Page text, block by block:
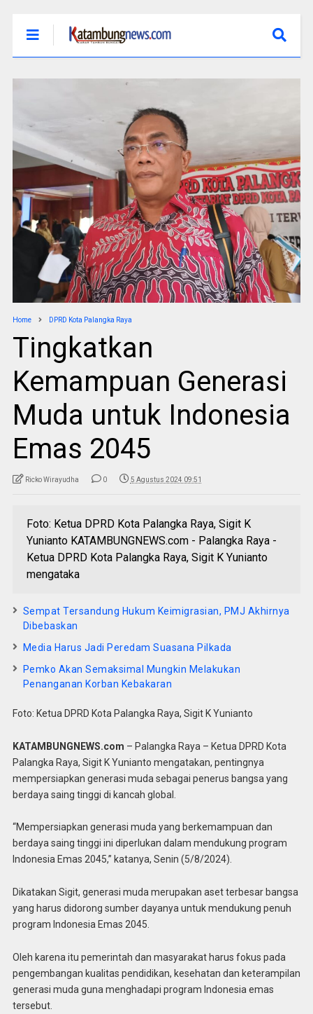
Home DPRD Kota Palangka Raya
Tingkatkan
Kemampuan Generasi
Muda untuk Indonesia
Emas 2045
Ricko Wirayudha 0 5 Agustus 2024 09:51
Foto: Ketua DPRD Kota Palangka Raya, Sigit K
Yunianto KATAMBUNGNEWS.com - Palangka Raya -
Ketua DPRD Kota Palangka Raya, Sigit K Yunianto
mengataka
Sempat Tersandung Hukum Keimigrasian, PMJ Akhirnya
Dibebaskan
Media Harus Jadi Peredam Suasana Pilkada
Pemko Akan Semaksimal Mungkin Melakukan
Penanganan Korban Kebakaran
Foto: Ketua DPRD Kota Palangka Raya, Sigit K Yunianto
KATAMBUNGNEWS.com – Palangka Raya – Ketua DPRD Kota
Palangka Raya, Sigit K Yunianto mengatakan, pentingnya
mempersiapkan generasi muda sebagai penerus bangsa yang
berdaya saing tinggi di kancah global.
“Mempersiapkan generasi muda yang berkemampuan dan
berdaya saing tinggi ini diperlukan dalam mendukung program
Indonesia Emas 2045,” katanya, Senin (5/8/2024).
Dikatakan Sigit, generasi muda merupakan aset terbesar bangsa
yang harus didorong sumber dayanya untuk mendukung penuh
program Indonesia Emas 2045.
Oleh karena itu pemerintah dan masyarakat harus fokus pada
pengembangan kualitas pendidikan, kesehatan dan keterampilan
generasi muda guna menghadapi program Indonesia emas
tersebut.